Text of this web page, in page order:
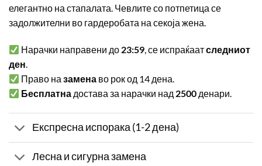
елегантно на стапалата. Чевлите со потпетица се
задолжителни во гардеробата на секоја жена.
Нарачки направени до 23:59, се испраќаатследниот
ден.
Право назамена во рок од 14 дена.
Бесплатна достава за нарачки над 2500 денари.
Експресна испорака (1-2 дена)
Лесна и сигурна замена